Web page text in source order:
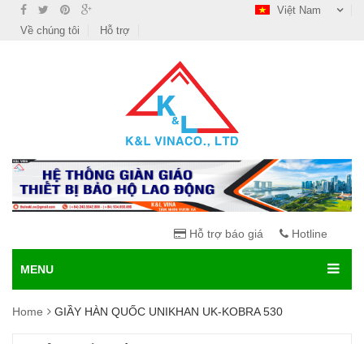
Việt Nam
Về chúng tôi
Hỗ trợ
Hỗ trợ báo giá Hotline
MENU
Home GIẦY HÀN QUỐC UNIKHAN UK-KOBRA 530